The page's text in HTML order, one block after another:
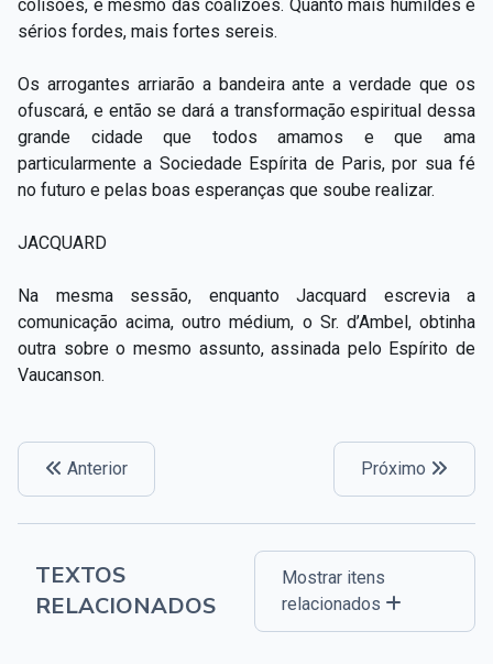
colisões, e mesmo das coalizões. Quanto mais humildes e
sérios fordes, mais fortes sereis.
Os arrogantes arriarão a bandeira ante a verdade que os
ofuscará, e então se dará a transformação espiritual dessa
grande cidade que todos amamos e que ama
particularmente a Sociedade Espírita de Paris, por sua fé
no futuro e pelas boas esperanças que soube realizar.
JACQUARD
Na mesma sessão, enquanto Jacquard escrevia a
comunicação acima, outro médium, o Sr. d’Ambel, obtinha
outra sobre o mesmo assunto, assinada pelo Espírito de
Vaucanson.
Anterior Próximo
TEXTOS
RELACIONADOS
Mostrar itens
relacionados